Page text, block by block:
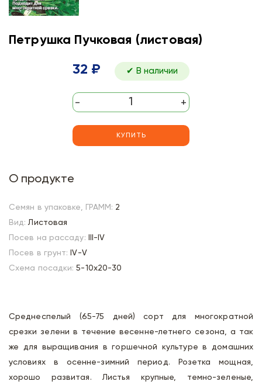
Петрушка Пучковая (листовая)
32 ₽ ✔ В наличии
- +
КУПИТЬ
О продукте
Семян в упаковке, ГРАММ: 2
Вид: Листовая
Посев на рассаду:
III-IV
Посев в грунт: IV-V
Схема посадки: 5-10х20-30
Среднеспелый (65-75 дней) сорт для многократной
срезки зелени в течение весенне-летнего сезона, а так
же для выращивания в горшечной культуре в домашних
условиях в осенне-зимний период. Розетка мощная,
хорошо развитая. Листья крупные, темно-зеленые,